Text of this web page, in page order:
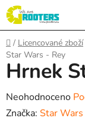
Přejít
na
obsah
Domů
/ Licencované zboží
Star Wars - Rey
Hrnek
Průměrné
hodnocení
Neohodnoceno
Značka: Star Wars